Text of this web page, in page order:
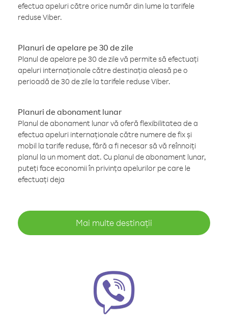
efectua apeluri către orice număr din lume la tarifele
reduse Viber.
Planuri de apelare pe 30 de zile
Planul de apelare pe 30 de zile vă permite să efectuați
apeluri internaționale către destinația aleasă pe o
perioadă de 30 de zile la tarifele reduse Viber.
Planuri de abonament lunar
Planul de abonament lunar vă oferă flexibilitatea de a
efectua apeluri internaționale către numere de fix și
mobil la tarife reduse, fără a fi necesar să vă reînnoiți
planul la un moment dat. Cu planul de abonament lunar,
puteți face economii în privința apelurilor pe care le
efectuați deja
Mai multe destinații